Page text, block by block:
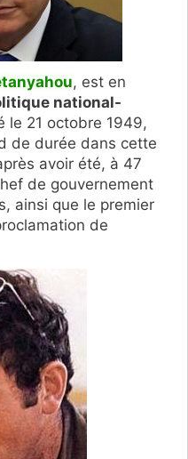
, est en
national-
le 21 octobre 1949,
de durée dans cette
avoir été, à 47
de gouvernement
ainsi que le premier
de